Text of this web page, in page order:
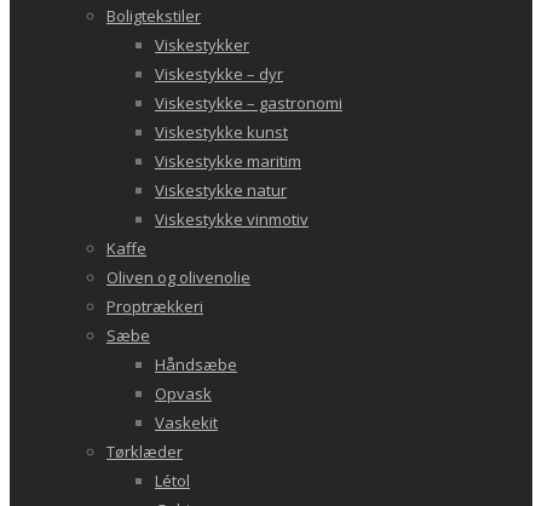
Boligtekstiler
Viskestykker
Viskestykke – dyr
Viskestykke – gastronomi
Viskestykke kunst
Viskestykke maritim
Viskestykke natur
Viskestykke vinmotiv
Kaffe
Oliven og olivenolie
Proptrækkeri
Sæbe
Håndsæbe
Opvask
Vaskekit
Tørklæder
Létol